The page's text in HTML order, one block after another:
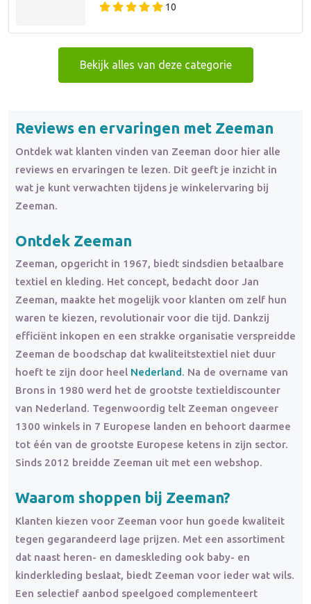
10
Bekijk alles van deze categorie
Reviews en ervaringen met Zeeman
Ontdek wat klanten vinden van Zeeman door hier alle
reviews en ervaringen te lezen. Dit geeft je inzicht in
wat je kunt verwachten tijdens je winkelervaring bij
Zeeman.
Ontdek Zeeman
Zeeman, opgericht in 1967, biedt sindsdien betaalbare
textiel en kleding. Het concept, bedacht door Jan
Zeeman, maakte het mogelijk voor klanten om zelf hun
waren te kiezen, revolutionair voor die tijd. Dankzij
efficiënt inkopen en een strakke organisatie verspreidde
Zeeman de boodschap dat kwaliteitstextiel niet duur
hoeft te zijn door heel Nederland. Na de overname van
Brons in 1980 werd het de grootste textieldiscounter
van Nederland. Tegenwoordig telt Zeeman ongeveer
1300 winkels in 7 Europese landen en behoort daarmee
tot één van de grootste Europese ketens in zijn sector.
Sinds 2012 breidde Zeeman uit met een webshop.
Waarom shoppen bij Zeeman?
Klanten kiezen voor Zeeman voor hun goede kwaliteit
tegen gegarandeerd lage prijzen. Met een assortiment
dat naast heren- en dameskleding ook baby- en
kinderkleding beslaat, biedt Zeeman voor ieder wat wils.
Een selectief aanbod speelgoed complementeert